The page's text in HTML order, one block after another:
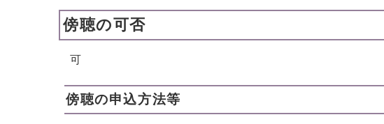
傍聴の可否
可
傍聴の申込方法等